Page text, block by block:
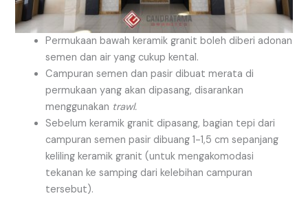
Permukaan bawah keramik granit boleh diberi adonan
semen dan air yang cukup kental.
Campuran semen dan pasir dibuat merata di
permukaan yang akan dipasang, disarankan
menggunakan trawl.
Sebelum keramik granit dipasang, bagian tepi dari
campuran semen pasir dibuang 1-1,5 cm sepanjang
keliling keramik granit (untuk mengakomodasi
tekanan ke samping dari kelebihan campuran
tersebut).